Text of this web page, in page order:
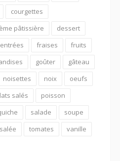
courgettes
pâtissière
dessert
entrées fraises
fruits
goûter
gâteau
noisettes noix
oeufs
salés
poisson
salade
soupe
tomates
vanille